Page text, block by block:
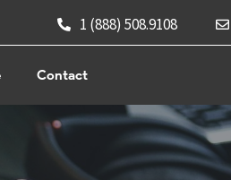
1 (888) 508.9108
Contact